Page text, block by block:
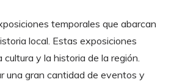
temporales que abarcan
local. Estas exposiciones
y la historia de la región.
una gran cantidad de eventos y